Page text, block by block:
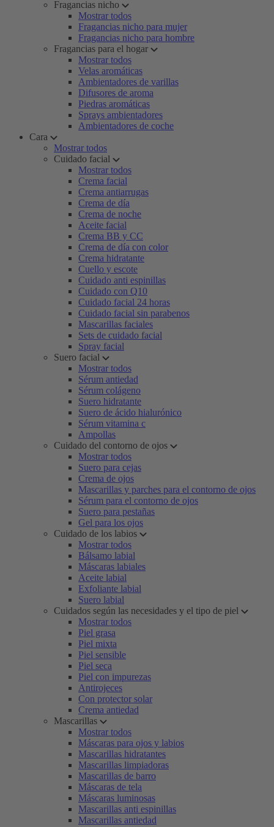
Fragancias nicho
Mostrar todos
Fragancias nicho para mujer
Fragancias nicho para hombre
Fragancias para el hogar
Mostrar todos
Velas aromáticas
Ambientadores de varillas
Difusores de aroma
Piedras aromáticas
Sprays ambientadores
Ambientadores de coche
Cara
Mostrar todos
Cuidado facial
Mostrar todos
Crema facial
Crema antiarrugas
Crema de día
Crema de noche
Aceite facial
Crema BB y CC
Crema de día con color
Crema hidratante
Cuello y escote
Cuidado anti espinillas
Cuidado con Q10
Cuidado facial 24 horas
Cuidado facial sin parabenos
Mascarillas faciales
Sets de cuidado facial
Spray facial
Suero facial
Mostrar todos
Sérum antiedad
Sérum colágeno
Suero hidratante
Suero de ácido hialurónico
Sérum vitamina c
Ampollas
Cuidado del contorno de ojos
Mostrar todos
Suero para cejas
Crema de ojos
Mascarillas y parches para el contorno de ojos
Sérum para el contorno de ojos
Suero para pestañas
Gel para los ojos
Cuidado de los labios
Mostrar todos
Bálsamo labial
Máscaras labiales
Aceite labial
Exfoliante labial
Suero labial
Cuidados según las necesidades y el tipo de piel
Mostrar todos
Piel grasa
Piel mixta
Piel sensible
Piel seca
Piel con impurezas
Antirojeces
Con protector solar
Crema antiedad
Mascarillas
Mostrar todos
Máscaras para ojos y labios
Mascarillas hidratantes
Mascarillas limpiadoras
Mascarillas de barro
Máscaras de tela
Máscaras luminosas
Mascarillas anti espinillas
Mascarillas antiedad